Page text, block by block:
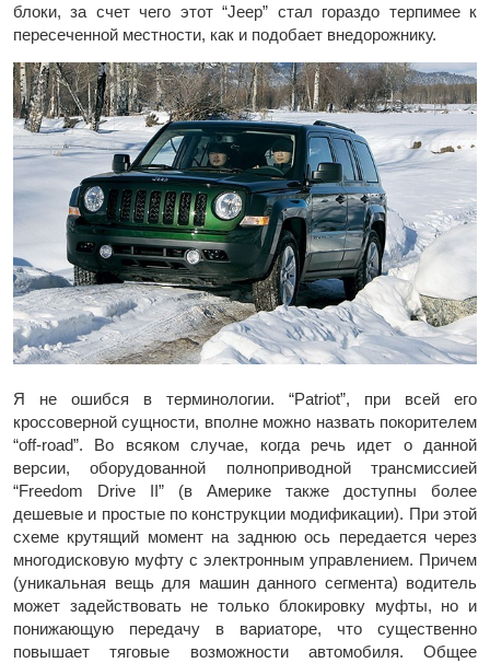
блоки, за счет чего этот “Jeep” стал гораздо терпимее к
пересеченной местности, как и подобает внедорожнику.
Я не ошибся в терминологии. “Patriot”, при всей его
кроссоверной сущности, вполне можно назвать покорителем
“off-road”. Во всяком случае, когда речь идет о данной
версии, оборудованной полноприводной трансмиссией
“Freedom Drive II” (в Америке также доступны более
дешевые и простые по конструкции модификации). При этой
схеме крутящий момент на заднюю ось передается через
многодисковую муфту с электронным управлением. Причем
(уникальная вещь для машин данного сегмента) водитель
может задействовать не только блокировку муфты, но и
понижающую передачу в вариаторе, что существенно
повышает тяговые возможности автомобиля. Общее